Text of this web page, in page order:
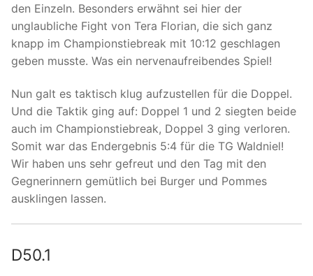
den Einzeln. Besonders erwähnt sei hier der
unglaubliche Fight von Tera Florian, die sich ganz
knapp im Championstiebreak mit 10:12 geschlagen
geben musste. Was ein nervenaufreibendes Spiel!
Nun galt es taktisch klug aufzustellen für die Doppel.
Und die Taktik ging auf: Doppel 1 und 2 siegten beide
auch im Championstiebreak, Doppel 3 ging verloren.
Somit war das Endergebnis 5:4 für die TG Waldniel!
Wir haben uns sehr gefreut und den Tag mit den
Gegnerinnern gemütlich bei Burger und Pommes
ausklingen lassen.
D50.1